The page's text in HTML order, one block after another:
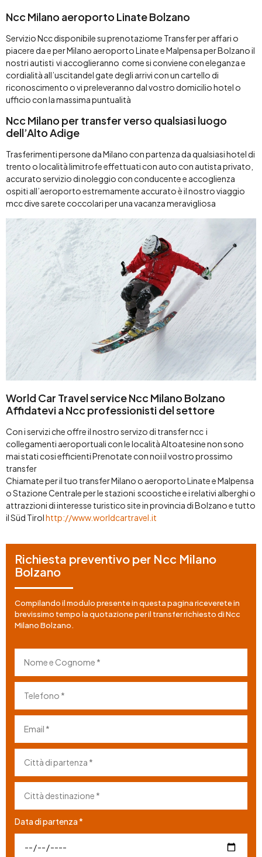
Ncc Milano aeroporto Linate Bolzano
Servizio Ncc disponibile su prenotaziome Transfer per affari o
piacere da e per Milano aeroporto Linate e Malpensa per Bolzano il
nostri autisti vi accoglieranno come si conviene con eleganza e
cordialità all’uscitandel gate degli arrivi con un cartello di
riconoscimento o vi preleveranno dal vostro domicilio hotel o
ufficio con la massima puntualità
Ncc Milano per transfer verso qualsiasi luogo
dell’Alto Adige
Trasferimenti persone da Milano con partenza da qualsiasi hotel di
trento o località limitrofe effettuati con auto con autista privato,
accurato servizio di noleggio con conducente e accoglienza
ospiti all’aeroporto estremamente accurato è il nostro viaggio
mcc dive sarete coccolari per una vacanza meravigliosa
World Car Travel service Ncc Milano Bolzano
Affidatevi a Ncc professionisti del settore
Con i servizi che offre il nostro servizo di transfer ncc i
collegamenti aeroportuali con le località Altoatesine non sono
mai stati cosi efficienti Prenotate con noi il vostro prossimo
transfer
Chiamate per il tuo transfer Milano o aeroporto Linate e Malpensa
o Stazione Centrale per le stazioni scoostiche e i relativi alberghi o
attrazzioni di interesse turistico site in provincia di Bolzano e tutto
il Süd Tirolhttp://www.worldcartravel.it
Richiesta preventivo per Ncc Milano
Bolzano
Compilando il modulo presente in questa pagina riceverete in
brevissimo tempo la quotazione per il transfer richiesto di Ncc
Milano Bolzano.
Data di partenza *